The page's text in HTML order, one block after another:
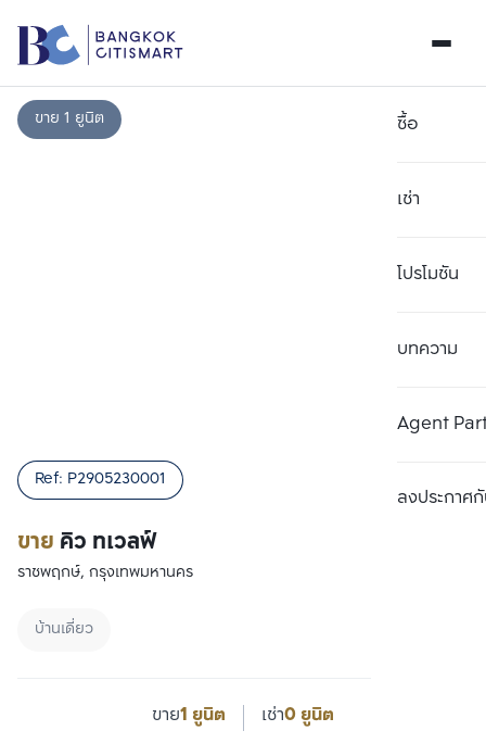
ซื้อ
เช่า
โปรโมชัน
บทความ
Agent
ลงประกาศกั
ขาย 1 ยูนิต
ขาย คิว ทเวลฟ์
Ref: P2905230001
ราชพฤกษ์, กรุงเทพมหานคร
บ้านเดี่ยว
ขาย1 ยูนิต เช่า0 ยูนิต
เปรียบเทียบ